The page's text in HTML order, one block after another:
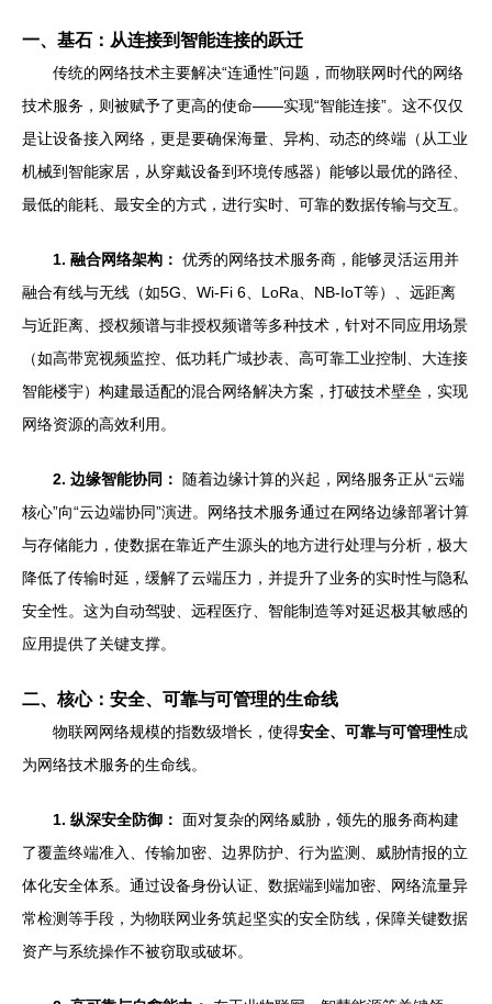
一、基石：从连接到智能连接的跃迁
传统的网络技术主要解决“连通性”问题，而物联网时代的网络
技术服务，则被赋予了更高的使命——实现“智能连接”。这不仅仅
是让设备接入网络，更是要确保海量、异构、动态的终端（从工业
机械到智能家居，从穿戴设备到环境传感器）能够以最优的路径、
最低的能耗、最安全的方式，进行实时、可靠的数据传输与交互。
1. 融合网络架构： 优秀的网络技术服务商，能够灵活运用并
融合有线与无线（如5G、Wi-Fi 6、LoRa、NB-IoT等）、远距离
与近距离、授权频谱与非授权频谱等多种技术，针对不同应用场景
（如高带宽视频监控、低功耗广域抄表、高可靠工业控制、大连接
智能楼宇）构建最适配的混合网络解决方案，打破技术壁垒，实现
网络资源的高效利用。
2. 边缘智能协同：
随着边缘计算的兴起，网络服务正从“云端
核心”向“云边端协同”演进。网络技术服务通过在网络边缘部署计算
与存储能力，使数据在靠近产生源头的地方进行处理与分析，极大
降低了传输时延，缓解了云端压力，并提升了业务的实时性与隐私
安全性。这为自动驾驶、远程医疗、智能制造等对延迟极其敏感的
应用提供了关键支撑。
二、核心：安全、可靠与可管理的生命线
物联网网络规模的指数级增长，使得安全、可靠与可管理性成
为网络技术服务的生命线。
1. 纵深安全防御： 面对复杂的网络威胁，领先的服务商构建
了覆盖终端准入、传输加密、边界防护、行为监测、威胁情报的立
体化安全体系。通过设备身份认证、数据端到端加密、网络流量异
常检测等手段，为物联网业务筑起坚实的安全防线，保障关键数据
资产与系统操作不被窃取或破坏。